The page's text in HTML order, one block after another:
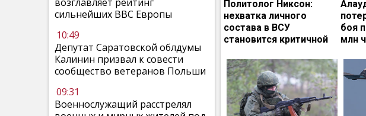
сильнейших ВВС Европы
10:49
Депутат Саратовской облдумы
Калинин призвал к совести
сообщество ветеранов Польши
09:31
Военнослужащий расстрелял
Политолог Никсон:
нехватка личного
состава в ВСУ
становится критичной
боя
млн